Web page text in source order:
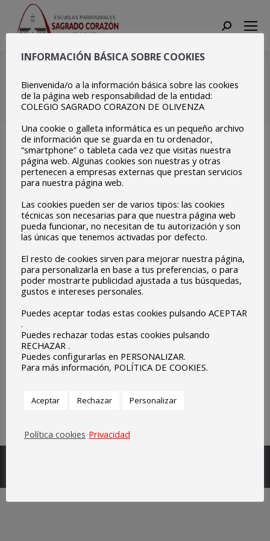
Search:
RECOMENDACIONES
COVID
Estás aquí:
Inicio Centro RECOMENDACIONES COVID
DESCARGAR DOCUMENTO
Navegación
entre
INFORMACIÓN BÁSICA SOBRE COOKIES
Bienvenida/o a la información básica sobre las cookies
de la página web responsabilidad de la entidad:
COLEGIO SAGRADO CORAZON DE OLIVENZA
Una cookie o galleta informática es un pequeño archivo
de información que se guarda en tu ordenador,
“smartphone” o tableta cada vez que visitas nuestra
página web. Algunas cookies son nuestras y otras
pertenecen a empresas externas que prestan servicios
para nuestra página web.
Las cookies pueden ser de varios tipos: las cookies
técnicas son necesarias para que nuestra página web
pueda funcionar, no necesitan de tu autorización y son
las únicas que tenemos activadas por defecto.
El resto de cookies sirven para mejorar nuestra página,
para personalizarla en base a tus preferencias, o para
poder mostrarte publicidad ajustada a tus búsquedas,
gustos e intereses personales.
Puedes aceptar todas estas cookies pulsando ACEPTAR
.
Puedes rechazar todas estas cookies pulsando
RECHAZAR .
Puedes configurarlas en PERSONALIZAR.
Para más información, POLÍTICA DE COOKIES.
Aceptar Rechazar Personalizar
Política cookies Privacidad